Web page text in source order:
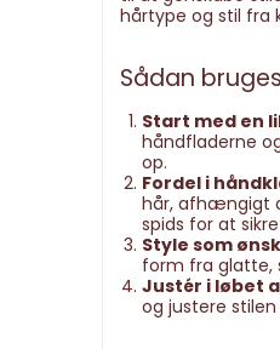
hårtype og stil fra
Sådan
Start med en
håndfladerne
op.
Fordel i
hår, afhængigt
spids for at
Style som
form fra glatte,
Justér i løbet
og justere